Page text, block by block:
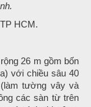
HCM.
26 m gồm bốn
với chiều sâu 40
tường vây và
các sàn từ trên